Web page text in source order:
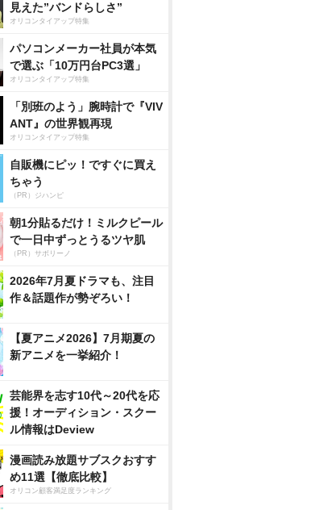
見えた”バンドらしさ”
オリコンタイアップ特集
パソコンメーカー社員が本気
で選ぶ「10万円台PC3選」
オリコンタイアップ特集
「別班のよう」腕時計で『VIV
ANT』の世界観再現
オリコンタイアップ特集
自販機にピッ！ですぐに買え
ちゃう
（PR）ジハンピ
朝1分貼るだけ！ミルクピール
で一日中ずっとうるツヤ肌
（PR）サボリーノ
2026年7月夏ドラマも、注目
作＆話題作が勢ぞろい！
【夏アニメ2026】7月期夏の
新アニメを一挙紹介！
芸能界を志す10代～20代を応
援！オーディション・スクー
ル情報はDeview
漫画読み放題サブスクおすす
め11選【徹底比較】
オリコン顧客満足度ランキング